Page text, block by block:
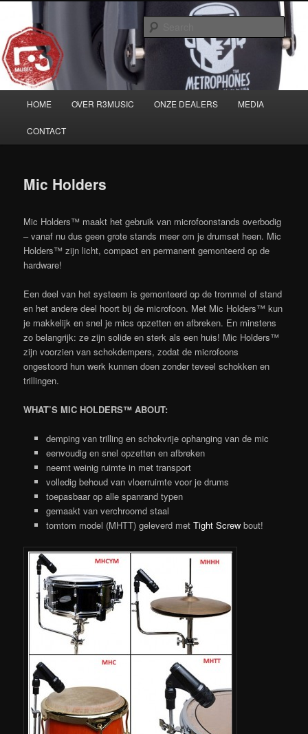
primary
content
Musicians must haves!
HOME OVER R3MUSIC ONZE DEALERS MEDIA
CONTACT
Mic Holders
Mic Holders™ maakt het gebruik van microfoonstands overbodig
– vanaf nu dus geen grote stands meer om je drumset heen. Mic
Holders™ zijn licht, compact en permanent gemonteerd op de
hardware!
Een deel van het systeem is gemonteerd op de trommel of stand
en het andere deel hoort bij de microfoon. Met Mic Holders™ kun
je makkelijk en snel je mics opzetten en afbreken. En minstens
zo belangrijk: ze zijn solide en sterk als een huis! Mic Holders™
zijn voorzien van schokdempers, zodat de microfoons
ongestoord hun werk kunnen doen zonder teveel schokken en
trillingen.
WHAT’S MIC HOLDERS™ ABOUT:
demping van trilling en schokvrije ophanging van de mic
eenvoudig en snel opzetten en afbreken
neemt weinig ruimte in met transport
volledig behoud van vloerruimte voor je drums
toepasbaar op alle spanrand typen
gemaakt van verchroomd staal
tomtom model (MHTT) geleverd met Tight Screwbout!